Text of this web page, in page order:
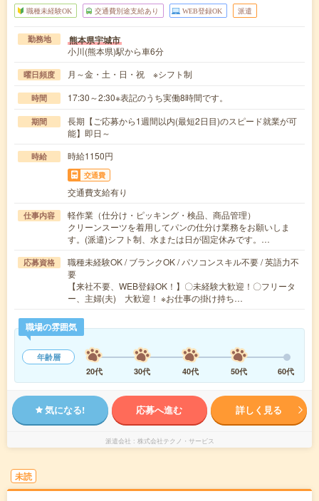
職種未経験OK 交通費別途支給あり WEB登録OK 派遣
勤務地 熊本県宇城市
小川(熊本県)駅から車6分
曜日頻度 月～金・土・日・祝 ※シフト制
時間 17:30～2:30※表記のうち実働8時間です。
期間
長期【ご応募から1週間以内(最短2日目)のスピード就業が可
能】即日～
時給 時給1150円
交通費
交通費支給有り
仕事内容
軽作業（仕分け・ピッキング・検品、商品管理）
クリーンスーツを着用してパンの仕分け業務をお願いしま
す。(派遣)シフト制、水または日が固定休みです。…
応募資格
職種未経験OK / ブランクOK / パソコンスキル不要 / 英語力不
要
【来社不要、WEB登録OK！】〇未経験大歓迎！〇フリータ
ー、主婦(夫) 大歓迎！ ※お仕事の掛け持ち…
職場の雰囲気
年齢層
20代
30代 40代 50代 60代
気になる! 応募へ進む 詳しく見る
派遣会社 株式会社テクノ・サービス
未読